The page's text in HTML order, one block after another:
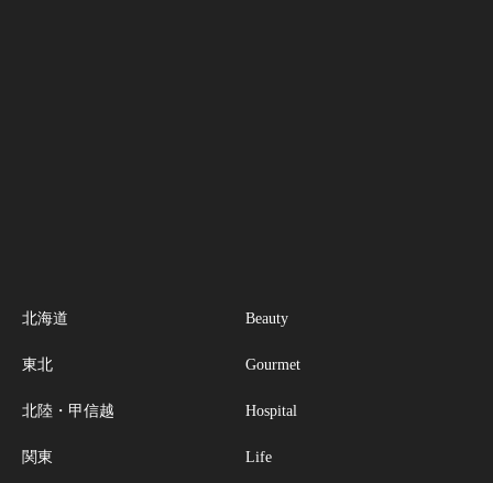
北海道
東北
北陸・甲信越
関東
Beauty
Gourmet
Hospital
Life